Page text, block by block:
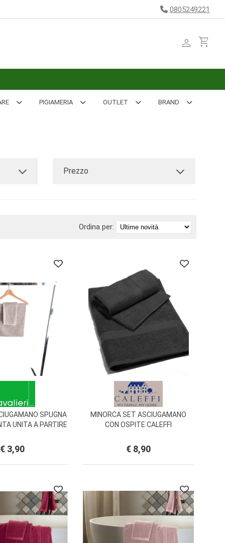
0805249221
person shopping_cart
PIGIAMERIA OUTLET BRAND
Prezzo
Ordina per:
SPUGNA
UNITA A PARTIRE
€ 3,90
MINORCA SET ASCIUGAMANO
CON OSPITE CALEFFI
€ 8,90